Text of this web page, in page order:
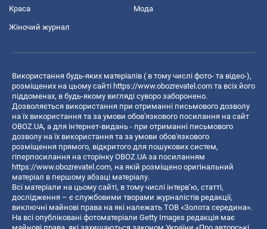
Краса Мода
Жіночий журнал
Використання будь-яких матеріалів ( в тому числі фото- та відео-),
розміщених на цьому сайті https://www.obozrevatel.com та всіх його
піддоменах, в будь-якому вигляді суворо заборонено.
Дозволяється використання при отриманні письмового дозволу
на їх використання та за умови обов'язкового посилання на сайт
OBOZ.UA, а для інтернет-видань - при отриманні письмового
дозволу на їх використання та за умови обов'язкового
розміщення прямого, відкритого для пошукових систем,
гіперпосилання на сторінку OBOZ.UA за посиланням
https://www.obozrevatel.com, на якій розміщено оригінальний
матеріал в першому абзаці матеріалу.
Всі матеріали на цьому сайті, в тому числі інтерв’ю, статті,
дослідження – є службовими творами журналістів редакції,
виключні майнові права на які належать ТОВ «Золота середина».
На всі опубліковані фотоматеріали Getty Images редакція має